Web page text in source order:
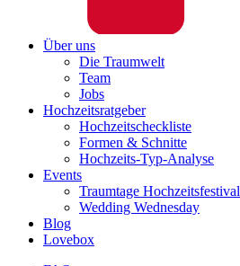
Über uns
Die Traumwelt
Team
Jobs
Hochzeitsratgeber
Hochzeitscheckliste
Formen & Schnitte
Hochzeits-Typ-Analyse
Events
Traumtage Hochzeitsfestival
Wedding Wednesday
Blog
Lovebox